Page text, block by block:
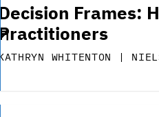
Decision Frames:
Practitioners
KATHRYN WHITENTON |